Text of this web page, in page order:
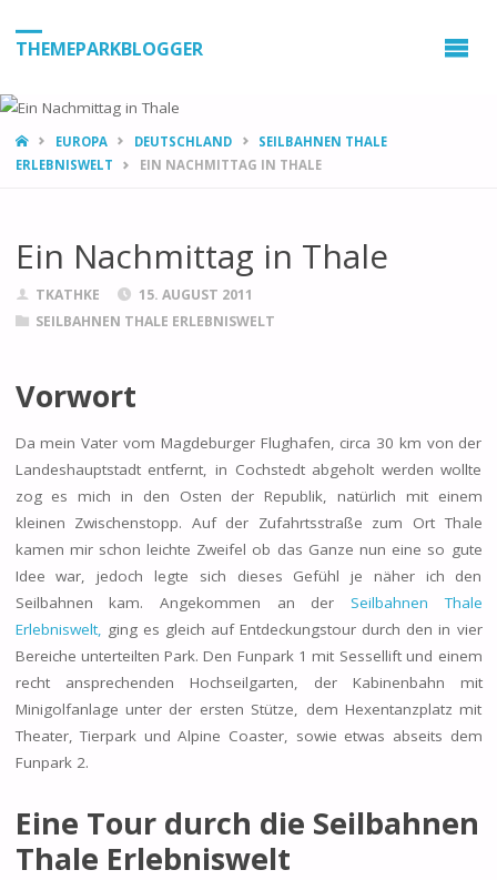
THEMEPARKBLOGGER
HOMEEUROPA DEUTSCHLAND
SEILBAHNEN THALE
ERLEBNISWELT
EIN NACHMITTAG IN THALE
Ein Nachmittag in Thale
TKATHKE
15. AUGUST 2011
SEILBAHNEN THALE ERLEBNISWELT
Vorwort
Da mein Vater vom Magdeburger Flughafen, circa 30 km von der
Landeshauptstadt entfernt, in Cochstedt abgeholt werden wollte
zog es mich in den Osten der Republik, natürlich mit einem
kleinen Zwischenstopp. Auf der Zufahrtsstraße zum Ort Thale
kamen mir schon leichte Zweifel ob das Ganze nun eine so gute
Idee war, jedoch legte sich dieses Gefühl je näher ich den
Seilbahnen kam. Angekommen an der Seilbahnen Thale
Erlebniswelt, ging es gleich auf Entdeckungstour durch den in vier
Bereiche unterteilten Park. Den Funpark 1 mit Sessellift und einem
recht ansprechenden Hochseilgarten, der Kabinenbahn mit
Minigolfanlage unter der ersten Stütze, dem Hexentanzplatz mit
Theater, Tierpark und Alpine Coaster, sowie etwas abseits dem
Funpark 2.
Eine Tour durch die Seilbahnen
Thale Erlebniswelt